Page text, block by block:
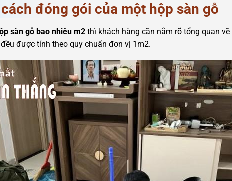
đóng gói của một hộp sàn gỗ
sàn gỗ bao nhiêu m2 thì khách hàng cần nắm rõ tổng quan
được tính theo quy chuẩn đơn vị 1m2.